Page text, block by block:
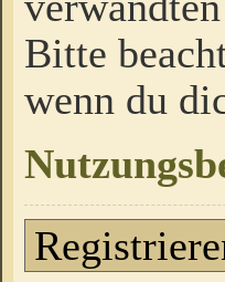
Bitte
wenn du